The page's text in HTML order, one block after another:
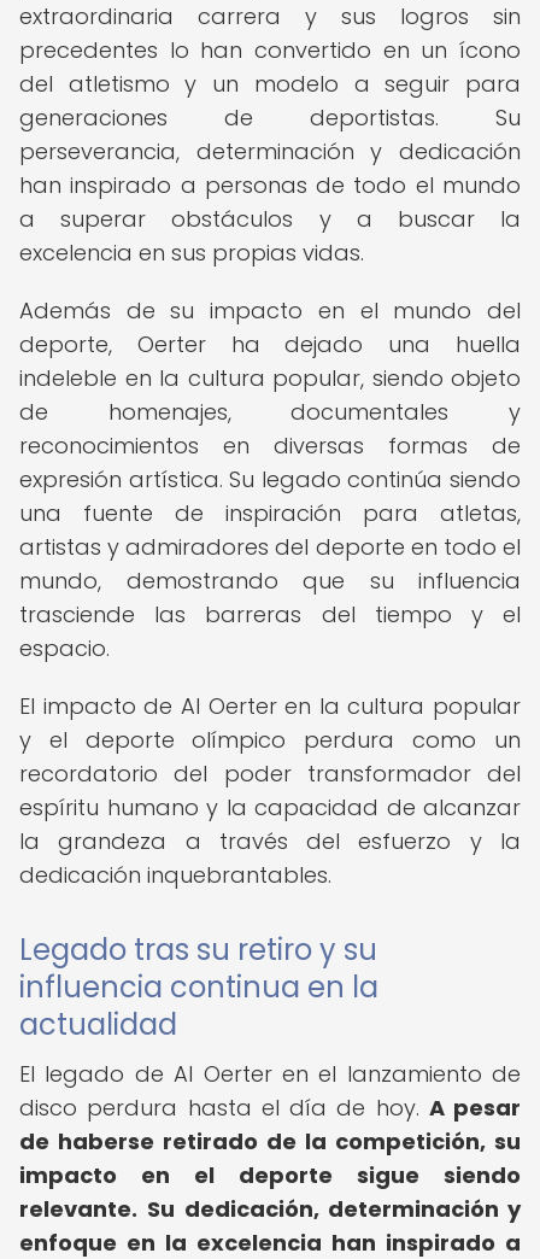
extraordinaria carrera y sus logros sin
precedentes lo han convertido en un ícono
del atletismo y un modelo a seguir para
generaciones de deportistas. Su
perseverancia, determinación y dedicación
han inspirado a personas de todo el mundo
a superar obstáculos y a buscar la
excelencia en sus propias vidas.
Además de su impacto en el mundo del
deporte, Oerter ha dejado una huella
indeleble en la cultura popular, siendo objeto
de homenajes, documentales y
reconocimientos en diversas formas de
expresión artística. Su legado continúa siendo
una fuente de inspiración para atletas,
artistas y admiradores del deporte en todo el
mundo, demostrando que su influencia
trasciende las barreras del tiempo y el
espacio.
El impacto de Al Oerter en la cultura popular
y el deporte olímpico perdura como un
recordatorio del poder transformador del
espíritu humano y la capacidad de alcanzar
la grandeza a través del esfuerzo y la
dedicación inquebrantables.
Legado tras su retiro y su
influencia continua en la
actualidad
El legado de Al Oerter en el lanzamiento de
disco perdura hasta el día de hoy. A pesar
de haberse retirado de la competición, su
impacto en el deporte sigue siendo
relevante. Su dedicación, determinación y
enfoque en la excelencia han inspirado a